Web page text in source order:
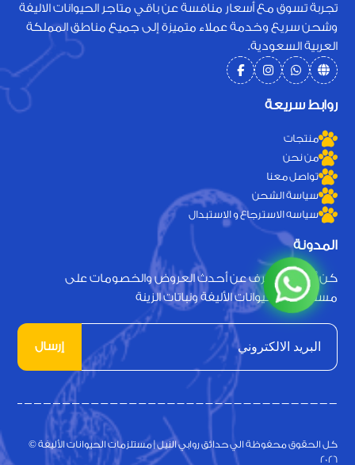
تجربة تسوق مع أسعار منافسة عن باقي متاجر الحيوانات الاليفة
وشحن سريع وخدمة عملاء متميزة إلى جميع مناطق المملكة
العربية السعودية.
روابط سريعة
منتجات
من نحن
تواصل معنا
سياسة الشحن
سياسه الاسترجاع و الاستبدال
المدونة
كن أول من يعرف عن أحدث العروض والخصومات على
مستلزمات الحيوانات الأليفة ونباتات الزينة
إرسال
كل الحقوق محفوظة الي حدائق روابي النيل | مستلزمات الحيوانات الأليفة ©
2026